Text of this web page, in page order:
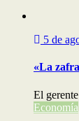
5 de
«La
El
Economía